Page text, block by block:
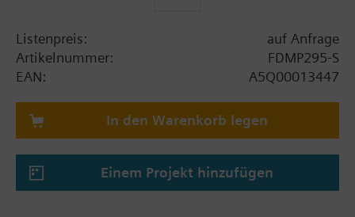
Listenpreis:
auf Anfrage
Artikelnummer:
FDMP295-S
EAN:
A5Q00013447
In den Warenkorb legen
Einem Projekt hinzufügen